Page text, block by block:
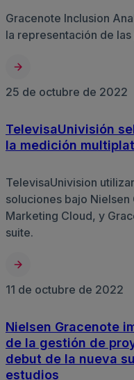
Gracenote Inclusion
la representación de
25 de octubre de 2022
TelevisaUnivisión
la medición
TelevisaUnivision
soluciones bajo Nielsen
Marketing Cloud, y
suite.
11 de octubre de 2022
Nielsen Gracenote
de la gestión de
debut de la nueva
estudios